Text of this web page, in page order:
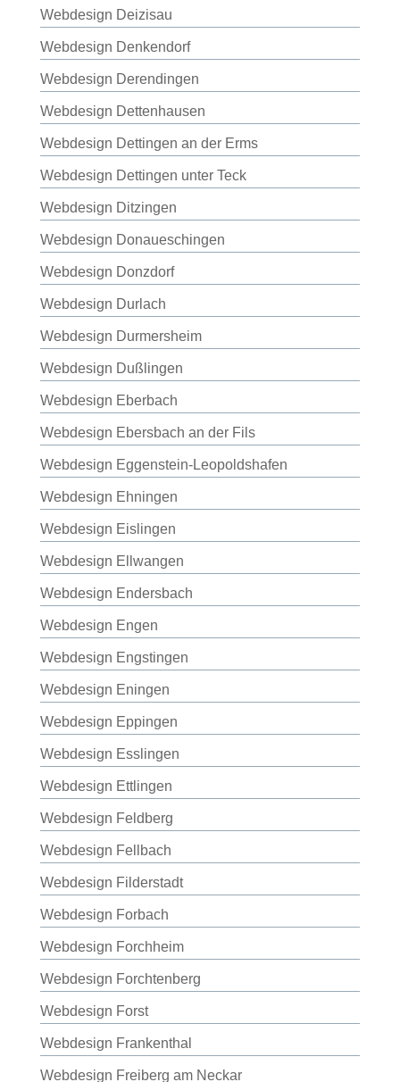
Webdesign Deizisau
Webdesign Denkendorf
Webdesign Derendingen
Webdesign Dettenhausen
Webdesign Dettingen an der Erms
Webdesign Dettingen unter Teck
Webdesign Ditzingen
Webdesign Donaueschingen
Webdesign Donzdorf
Webdesign Durlach
Webdesign Durmersheim
Webdesign Dußlingen
Webdesign Eberbach
Webdesign Ebersbach an der Fils
Webdesign Eggenstein-Leopoldshafen
Webdesign Ehningen
Webdesign Eislingen
Webdesign Ellwangen
Webdesign Endersbach
Webdesign Engen
Webdesign Engstingen
Webdesign Eningen
Webdesign Eppingen
Webdesign Esslingen
Webdesign Ettlingen
Webdesign Feldberg
Webdesign Fellbach
Webdesign Filderstadt
Webdesign Forbach
Webdesign Forchheim
Webdesign Forchtenberg
Webdesign Forst
Webdesign Frankenthal
Webdesign Freiberg am Neckar